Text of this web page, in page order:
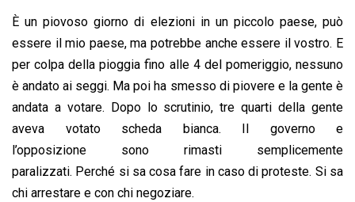
k
p
n
k
È un piovoso giorno di elezioni in un piccolo paese, può
essere il mio paese, ma potrebbe anche essere il vostro. E
per colpa della pioggia fino alle 4 del pomeriggio, nessuno
è andato ai seggi. Ma poi ha smesso di piovere e la gente è
andata a votare. Dopo lo scrutinio, tre quarti della gente
aveva votato scheda bianca. Il governo e
l’opposizione sono rimasti semplicemente
paralizzati. Perché si sa cosa fare in caso di proteste. Si sa
chi arrestare e con chi negoziare.